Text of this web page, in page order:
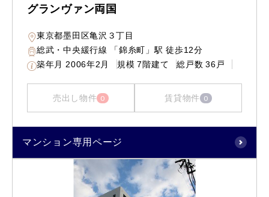
グランヴァン両国
東京都墨田区亀沢３丁目
総武・中央緩行線 「錦糸町」駅 徒歩12分
築年月 2006年2月 規模 7階建て 総戸数 36戸
売出し物件 0 賃貸物件 0
マンション専用ページ